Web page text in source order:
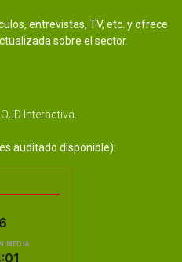
entrevistas, TV, etc. y ofrece
sobre el sector.
OJD Interactiva
auditado disponible):